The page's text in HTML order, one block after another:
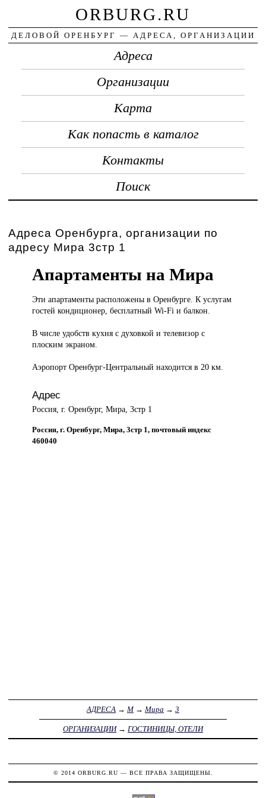
ORBURG.RU
ДЕЛОВОЙ ОРЕНБУРГ — АДРЕСА, ОРГАНИЗАЦИИ
Адреса
Организации
Карта
Как попасть в каталог
Контакты
Поиск
Адреса Оренбурга, организации по
адресу Мира 3стр 1
Апартаменты на Мира
Эти апартаментырасположены в Оренбурге. К услугам
гостей кондиционер, бесплатный Wi-Fi и балкон.
В числе удобств кухня с духовкой и телевизор с
плоским экраном.
Аэропорт Оренбург-Центральный находится в 20 км.
Адрес
Россия, г. Оренбург, Мира, 3стр 1
Россия, г. Оренбург, Мира, 3стр 1, почтовый индекс
460040
АДРЕСА → М→ Мира → 3
ОРГАНИЗАЦИИ→ ГОСТИНИЦЫ, ОТЕЛИ
© 2014 ORBURG.RU — ВСЕ ПРАВА ЗАЩИЩЕНЫ.